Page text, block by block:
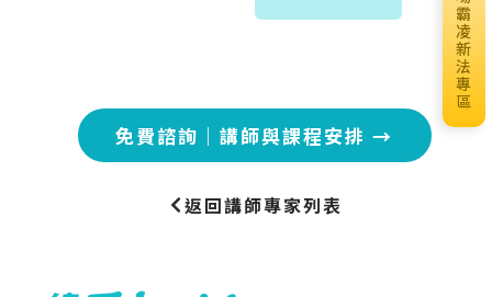
免費諮詢｜講師與課程安排 →
返回講師專家列表
霸
凌
新
法
專
區